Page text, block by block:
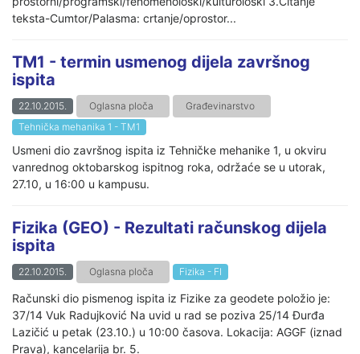
teksta-Cumtor/Palasma: crtanje/oprostor...
TM1 - termin usmenog dijela završnog
ispita
22.10.2015. Oglasna ploča
Građevinarstvo
Tehnička mehanika 1 - TM1
Usmeni dio završnog ispita iz Tehničke mehanike 1, u okviru
vanrednog oktobarskog ispitnog roka, održaće se u utorak,
27.10, u 16:00 u kampusu.
Fizika (GEO) - Rezultati računskog dijela
ispita
22.10.2015. Oglasna ploča Fizika - FI
Računski dio pismenog ispita iz Fizike za geodete položio je:
37/14 Vuk Radujković Na uvid u rad se poziva 25/14 Đurđa
Lazičić u petak (23.10.) u 10:00 časova. Lokacija: AGGF (iznad
Prava), kancelarija br. 5.